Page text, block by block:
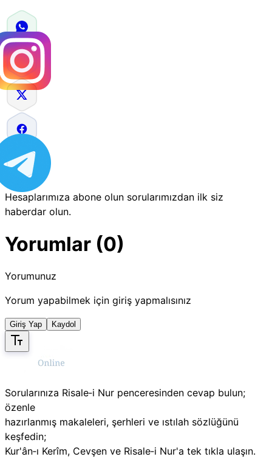
Hesaplarımıza abone olun sorularımızdan ilk siz
haberdar olun.
Yorumlar (0)
Yorumunuz
Yorum yapabilmek için giriş yapmalısınız
Giriş Yap Kaydol
Sorularınıza Risale‑i Nur penceresinden cevap bulun;
özenle
hazırlanmış makaleleri, şerhleri ve ıstılah sözlüğünü
keşfedin;
Kur'ân‑ı Kerîm, Cevşen ve Risale‑i Nur'a tek tıkla ulaşın.